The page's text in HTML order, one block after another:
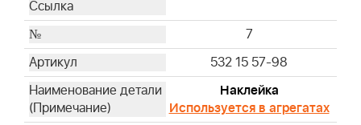
7
532 15 57-98
Наклейка
Используется в агрегатах